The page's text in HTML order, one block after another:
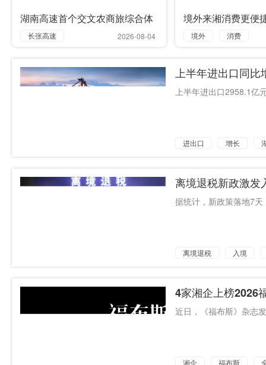
湖南高速首个交文农商旅综合体
长张高速
服务区
湖南
2026-08-04
境外来湘消费更便
境外
消费
金额
上半年进出口同比
上半年进出口2958.1亿
进出口 增长
离境退税新政激发
同比增长58.
据统计，新政策落地7
离境退税 入境
4家湘企上榜2026
近日，《福布斯》杂志
湘企 福布斯